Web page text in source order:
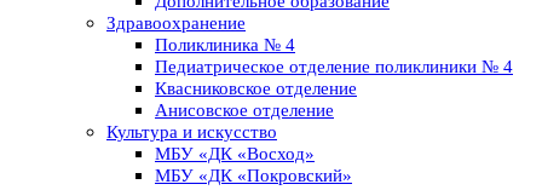
Здравоохранение
Поликлиника № 4
Педиатрическое отделение поликлиники № 4
Квасниковское отделение
Анисовское отделение
Культура и искусство
МБУ «ДК «Восход»
МБУ «ДК «Покровский»